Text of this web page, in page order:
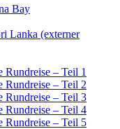
Bay
Lanka (externer
Rundreise – Teil 1
Rundreise – Teil 2
Rundreise – Teil 3
Rundreise – Teil 4
Rundreise – Teil 5